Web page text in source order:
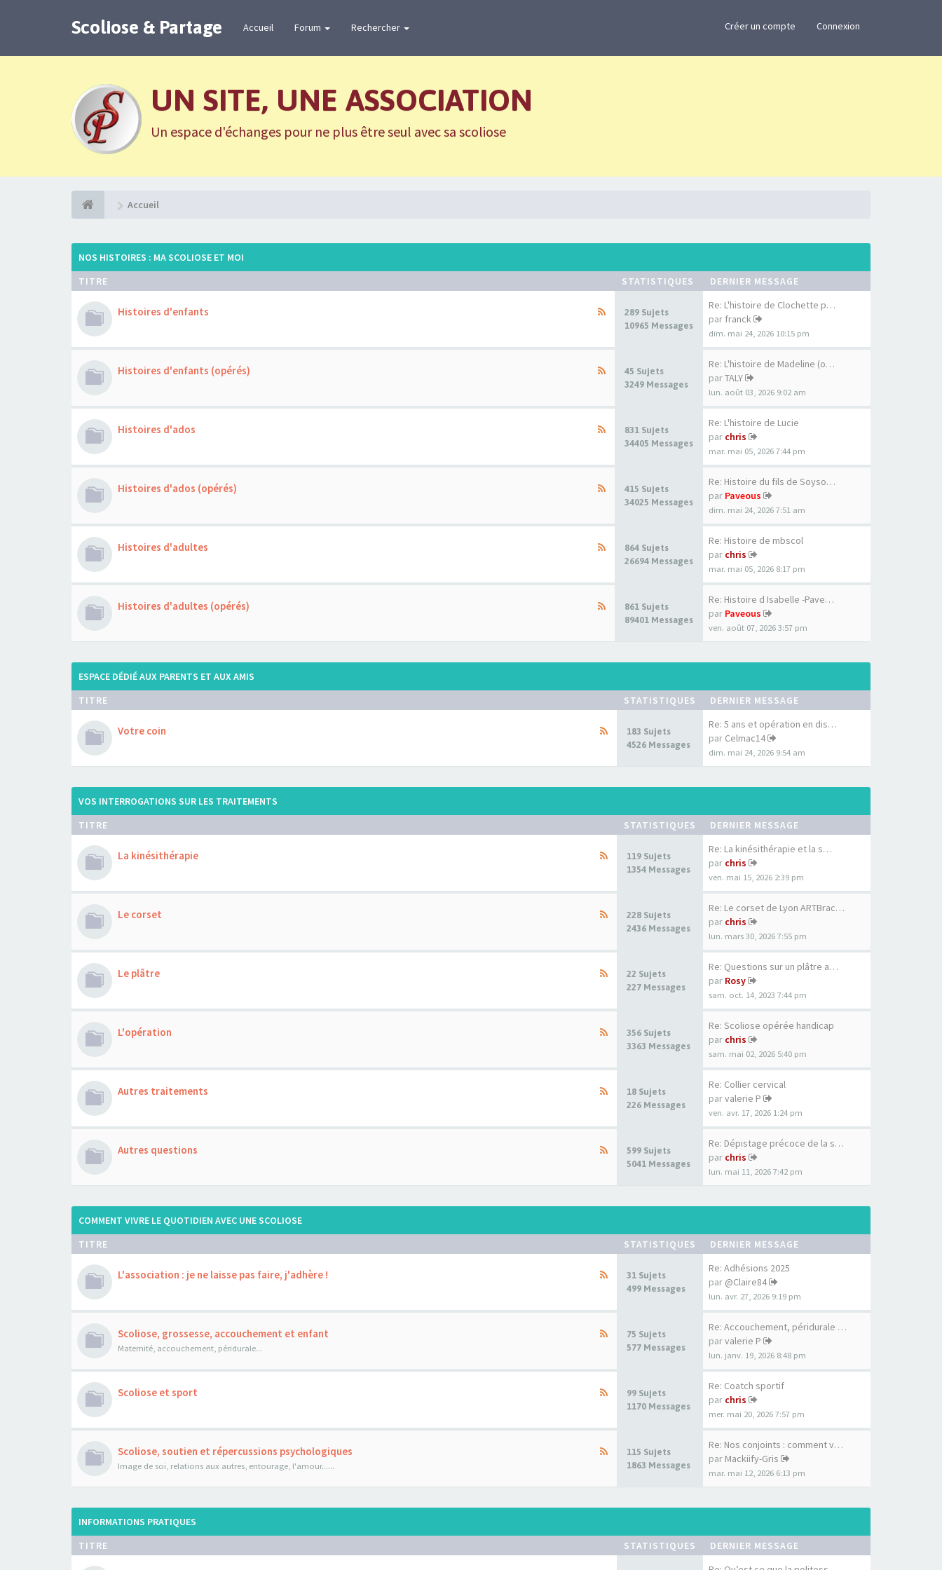
Scoliose & Partage Accueil Forum Rechercher Créer un compte Connexion
UN SITE, UNE ASSOCIATION
Un espace d'échanges pour ne plus être seul avec sa scoliose
Accueil
NOS HISTOIRES : MA SCOLIOSE ET MOI
TITRE
STATISTIQUES DERNIER MESSAGE
Histoires d'enfants
289 Sujets
10965 Messages
Re: L'histoire de Clochette p…
par franck
dim. mai 24, 2026 10:15 pm
Histoires d'enfants (opérés)
45 Sujets
3249 Messages
Re: L'histoire de Madeline (o…
parTALY
lun. août 03, 2026 9:02 am
Histoires d'ados
831 Sujets
34405 Messages
Re: L'histoire de Lucie
par chris
mar. mai 05, 2026 7:44 pm
Histoires d'ados (opérés)
415 Sujets
34025 Messages
Re: Histoire du fils de Soyso…
par Paveous
dim. mai 24, 2026 7:51 am
Histoires d'adultes
864 Sujets
26694 Messages
Re: Histoire de mbscol
par chris
mar. mai 05, 2026 8:17 pm
Histoires d'adultes (opérés)
861 Sujets
89401 Messages
Re: Histoire d Isabelle -Pave…
par Paveous
ven. août 07, 2026 3:57 pm
ESPACE DÉDIÉ AUX PARENTS ET AUX AMIS
TITRE
STATISTIQUES DERNIER MESSAGE
Votre coin
183 Sujets
4526 Messages
Re: 5 ans et opération en dis…
par Celmac14
dim. mai 24, 2026 9:54 am
VOS INTERROGATIONS SUR LES TRAITEMENTS
TITRE
STATISTIQUES DERNIER MESSAGE
La kinésithérapie
119 Sujets
1354 Messages
Re: La kinésithérapie et la s…
par chris
ven. mai 15, 2026 2:39 pm
Le corset
228 Sujets
2436 Messages
Re: Le corset de Lyon ARTBrac…
par chris
lun. mars 30, 2026 7:55 pm
Le plâtre
22 Sujets
227 Messages
Re: Questions sur un plâtre a…
par Rosy
sam. oct. 14, 2023 7:44 pm
L'opération
356 Sujets
3363 Messages
Re: Scoliose opérée handicap
par chris
sam. mai 02, 2026 5:40 pm
Autres traitements
18 Sujets
226 Messages
Re: Collier cervical
parvalerie P
ven. avr. 17, 2026 1:24 pm
Autres questions
599 Sujets
5041 Messages
Re: Dépistage précoce de la s…
par chris
lun. mai 11, 2026 7:42 pm
COMMENT VIVRE LE QUOTIDIEN AVEC UNE SCOLIOSE
TITRE
STATISTIQUES DERNIER MESSAGE
L'association : je ne laisse pas faire, j'adhère !
31 Sujets
499 Messages
Re: Adhésions 2025
par @Claire84
lun. avr. 27, 2026 9:19 pm
Scoliose, grossesse, accouchement et enfant
Maternité, accouchement, péridurale...
75 Sujets
577 Messages
Re: Accouchement, péridurale …
parvalerie P
lun. janv. 19, 2026 8:48 pm
Scoliose et sport
99 Sujets
1170 Messages
Re: Coatch sportif
par chris
mer. mai 20, 2026 7:57 pm
Scoliose, soutien et répercussions psychologiques
Image de soi, relations aux autres, entourage, l'amour......
115 Sujets
1863 Messages
Re: Nos conjoints : comment v…
par Mackiify-Gris
mar. mai 12, 2026 6:13 pm
INFORMATIONS PRATIQUES
TITRE
STATISTIQUES DERNIER MESSAGE